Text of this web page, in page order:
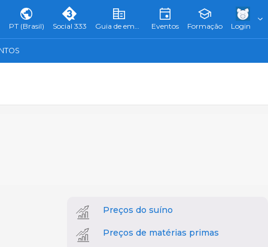
PT (Brasil) Social 333 Guia de empresas Eventos Formação Login
Preços do suíno
Preços de matérias primas